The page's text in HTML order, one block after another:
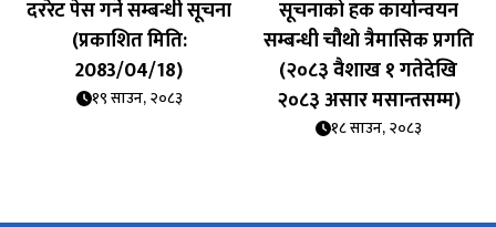
दररेट पेस गर्ने सम्बन्धी सूचना
(प्रकाशित मिति:
2083/04/18)
१९ साउन, २०८३
सूचनाको हक कार्यान्वयन
सम्बन्धी चौथाे त्रैमासिक प्रगति
(२०८३ वैशाख १ गतेदेखि
२०८३ असार मसान्तसम्म)
१८ साउन, २०८३